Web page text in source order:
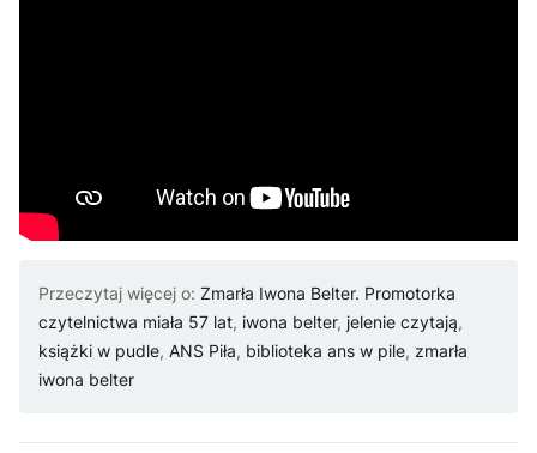
Przeczytaj więcej o: Zmarła Iwona Belter. Promotorka
czytelnictwa miała 57 lat, iwona belter, jelenie czytają,
książki w pudle, ANS Piła, biblioteka ans w pile, zmarła
iwona belter